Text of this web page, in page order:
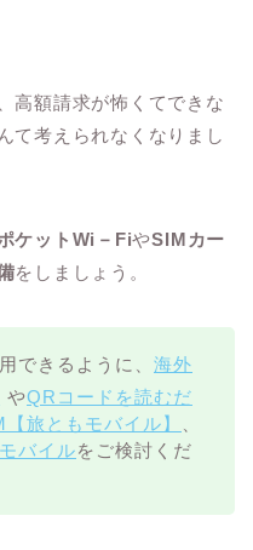
高額請求が怖くてできな
て考えられなくなりまし
ケットWi－FiやSIMカー
をしましょう。
できるように、 海外
やQRコードを読むだ
旅ともモバイル】
バイルをご検討くだ